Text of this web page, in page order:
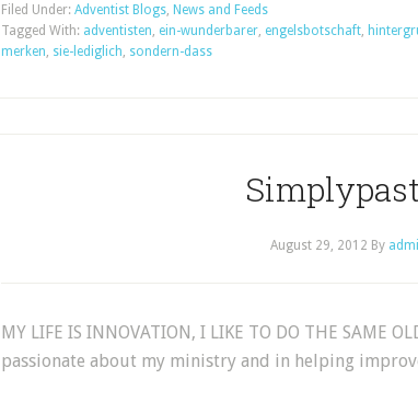
Filed Under: Adventist Blogs, News and Feeds
Tagged With: adventisten, ein-wunderbarer, engelsbotschaft,
merken, sie-lediglich, sondern-dass
August 29, 2012 By
MY LIFE IS INNOVATION, I LIKE TO DO THE SAME
passionate about my ministry and in helping